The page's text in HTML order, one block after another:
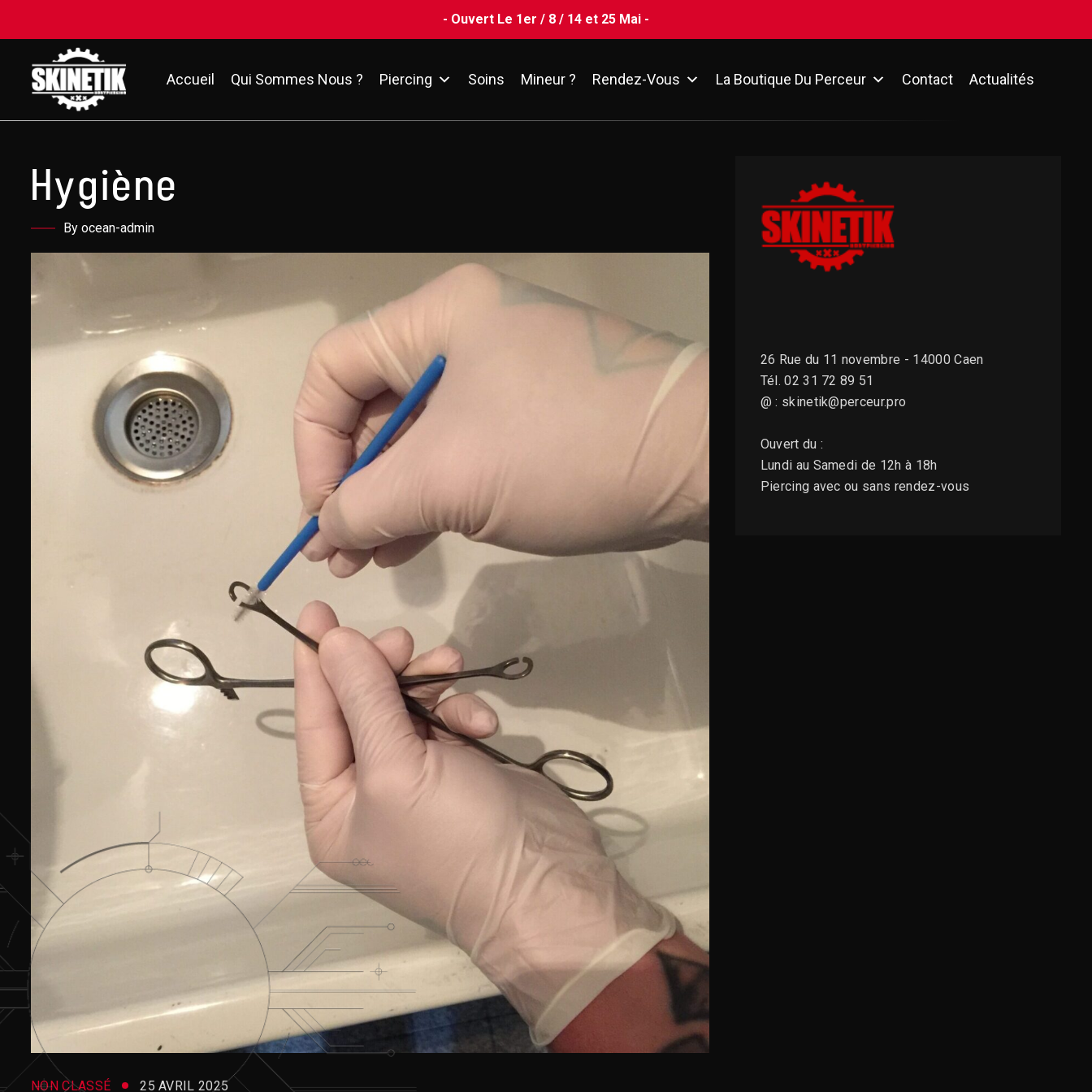
- Ouvert Le 1er / 8 / 14 et 25 Mai -
Accueil Qui Sommes Nous ? Piercing Soins Mineur ? Rendez-Vous La Boutique Du Perceur Contact Actualités
Hygiène
By ocean-admin
NON CLASSÉ 25 AVRIL 2025
26 Rue du 11 novembre - 14000 Caen
Tél. 02 31 72 89 51
@ : skinetik@perceur.pro
Ouvert du :
Lundi au Samedi de 12h à 18h
Piercing avec ou sans rendez-vous